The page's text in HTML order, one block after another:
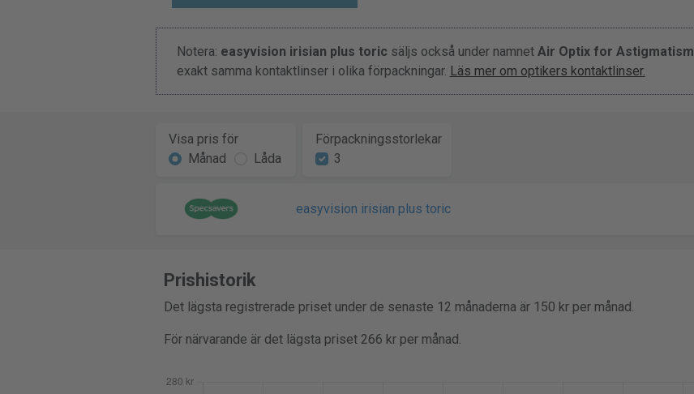
Notera: easyvision irisian plus toricsäljs också under namnet Air Optix for Astigmatism
exakt samma kontaktlinser i olika förpackningar. Läs mer om optikers kontaktlinser.
Visa pris för
Månad
Låda
Förpackningsstorlekar
3
easyvision irisian plus toric
Prishistorik
Det lägsta registrerade priset under de senaste 12 månaderna är 150 kr per månad.
För närvarande är det lägsta priset 266 kr per månad.